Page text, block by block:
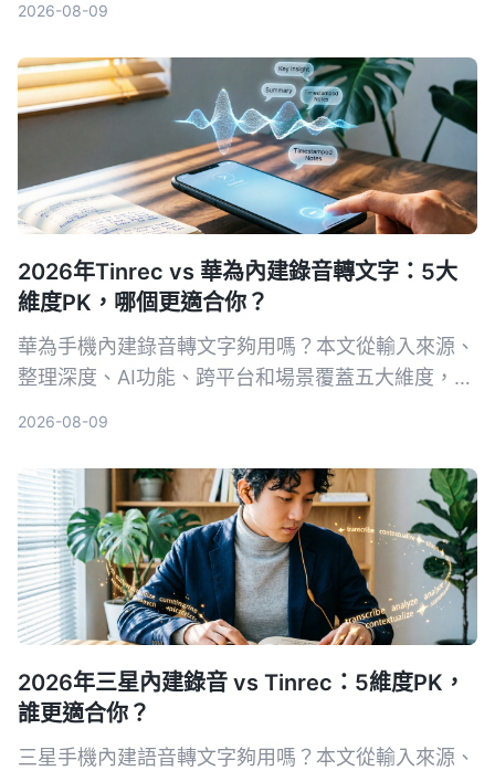
2026-08-09
2026年Tinrec vs 華為內建錄音轉文字：5大
維度PK，哪個更適合你？
華為手機內建錄音轉文字夠用嗎？本文從輸入來源、
整理深度、AI功能、跨平台和場景覆蓋五大維度，比
2026-08-09
2026年三星內建錄音 vs Tinrec：5維度PK，
誰更適合你？
三星手機內建語音轉文字夠用嗎？本文從輸入來源、